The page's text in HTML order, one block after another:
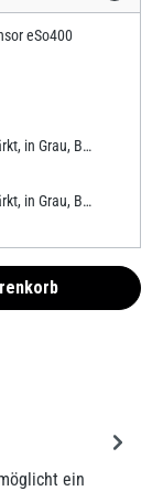
eSo400
Rolladengurt 22/23 mm, verstärkt, in Grau, Beige, Weiß 6m, Verstärkte-Ausführung MADE IN GERMANY
Rolladengurt 22/23 mm, verstärkt, in Grau, Beige, 50m, Verstärkte-Ausführung MADE IN GERMANY
Wert ein
ein